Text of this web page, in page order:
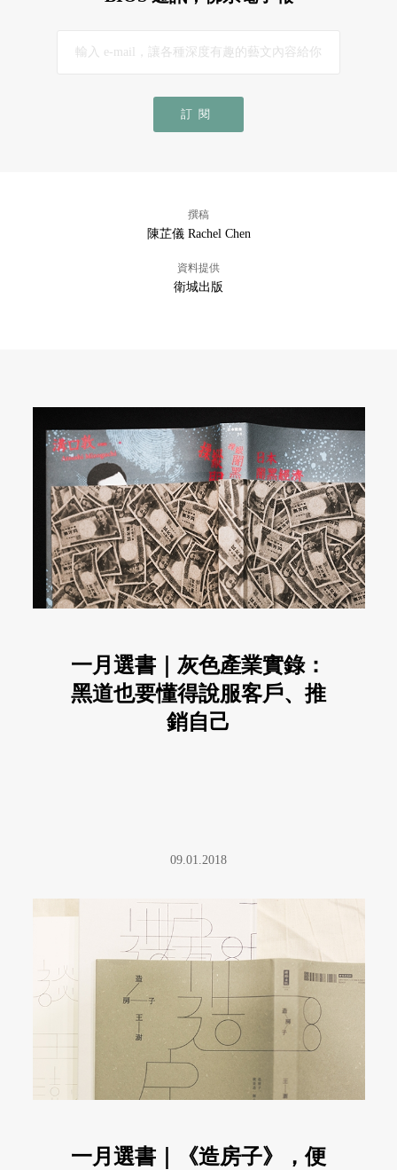
訂閱
撰稿
陳芷儀 Rachel Chen
資料提供
衛城出版
一月選書｜灰色產業實錄：
黑道也要懂得說服客戶、推
銷自己
09.01.2018
一月選書｜《造房子》，便